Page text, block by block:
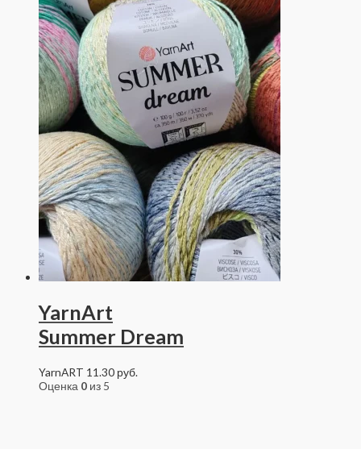
YarnArt
Summer Dream
YarnART 11.30 руб.
Оценка 0 из 5